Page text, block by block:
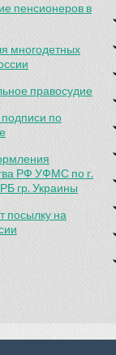
пенсионеров в
многодетных
правосудие
по
РФ УФМС по г.
гр. Украины
посылку на